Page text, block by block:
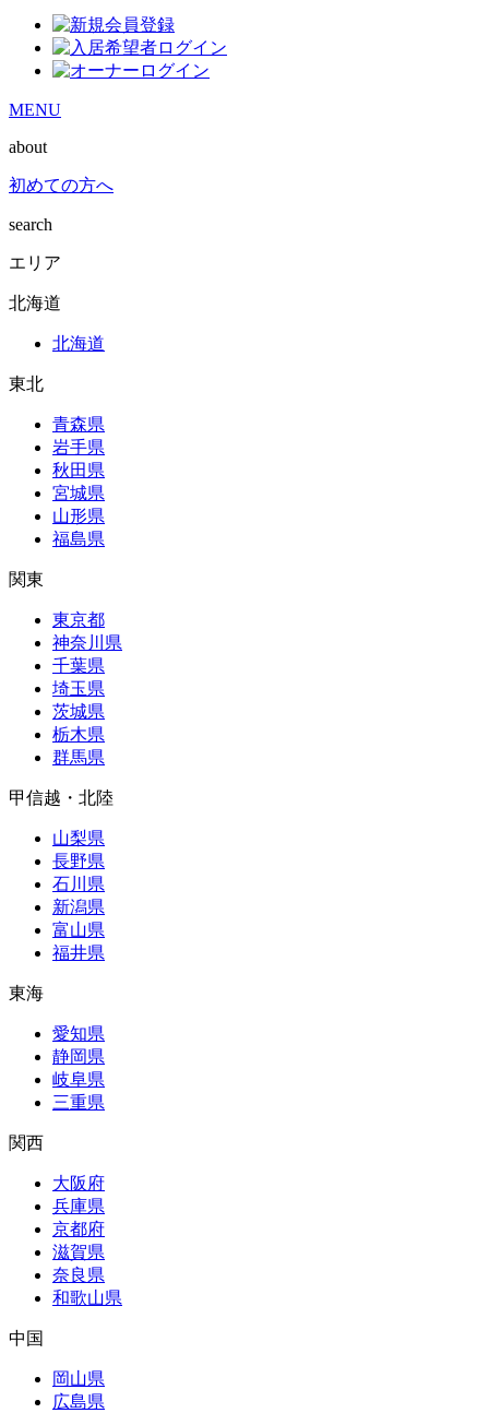
MENU
about
初めての方へ
search
エリア
北海道
北海道
東北
青森県
岩手県
秋田県
宮城県
山形県
福島県
関東
東京都
神奈川県
千葉県
埼玉県
茨城県
栃木県
群馬県
甲信越・北陸
山梨県
長野県
石川県
新潟県
富山県
福井県
東海
愛知県
静岡県
岐阜県
三重県
関西
大阪府
兵庫県
京都府
滋賀県
奈良県
和歌山県
中国
岡山県
広島県